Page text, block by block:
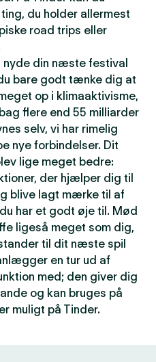
du holder allermest
road trips eller
nyde din næste festival
bare godt tænke dig at
op i klimaaktivisme,
flere end 55 milliarder
selv, vi har rimelig
nye forbindelser. Dit
lige meget bedre:
der hjælper dig til
blive lagt mærke til af
har et godt øje til. Mød
ligeså meget som dig,
til dit næste spil
en tur ud af
med; den giver dig
og kan bruges på
muligt på Tinder.